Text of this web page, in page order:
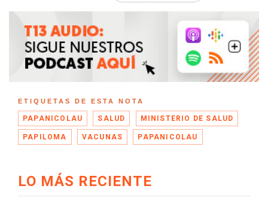
ETIQUETAS DE ESTA NOTA
PAPANICOLAU SALUD MINISTERIO DE SALUD
PAPILOMA VACUNAS PAPANICOLAU
LO MÁS RECIENTE